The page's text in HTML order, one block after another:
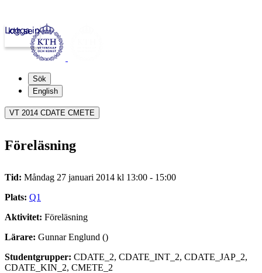
kth.se
Logga in
Sök
English
VT 2014 CDATE CMETE
Föreläsning
Tid: Måndag 27 januari 2014 kl 13:00 - 15:00
Plats: Q1
Aktivitet: Föreläsning
Lärare: Gunnar Englund ()
Studentgrupper: CDATE_2, CDATE_INT_2, CDATE_JAP_2,
CDATE_KIN_2, CMETE_2